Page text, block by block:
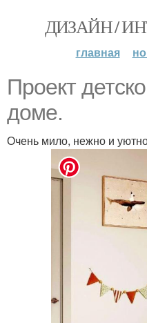
ДИЗАЙН /
главная
Проект
доме.
Очень мило, нежно и